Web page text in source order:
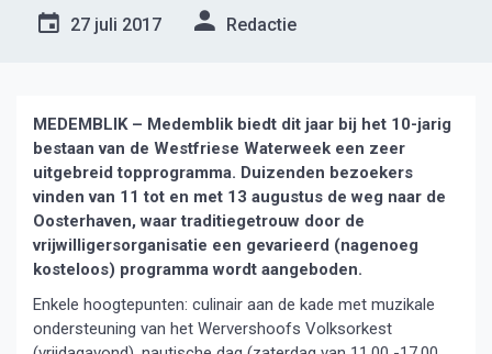
Westfriese Waterweek
27 juli 2017 Redactie
MEDEMBLIK – Medemblik biedt dit jaar bij het 10-jarig
bestaan van de Westfriese Waterweek een zeer
uitgebreid topprogramma. Duizenden bezoekers
vinden van 11 tot en met 13 augustus de weg naar de
Oosterhaven, waar traditiegetrouw door de
vrijwilligersorganisatie een gevarieerd (nagenoeg
kosteloos) programma wordt aangeboden.
Enkele hoogtepunten: culinair aan de kade met muzikale
ondersteuning van het Wervershoofs Volksorkest